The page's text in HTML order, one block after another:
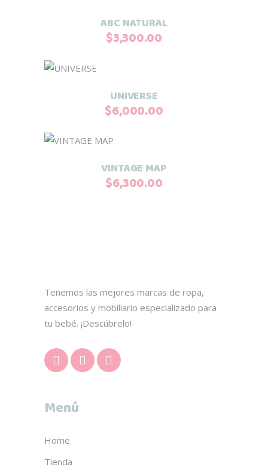
ABC NATURAL
$3,300.00
UNIVERSE
$6,000.00
VINTAGE MAP
$6,300.00
Tenemos las mejores marcas de ropa,
accesorios y mobiliario especializado para
tu bebé. ¡Descúbrelo!
Menú
Home
Tienda